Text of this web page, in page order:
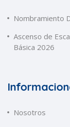
Nombramiento
Ascenso de
Básica 2026
Nosotros